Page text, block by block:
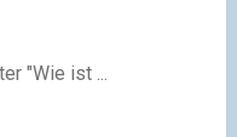
"Wie ist ...